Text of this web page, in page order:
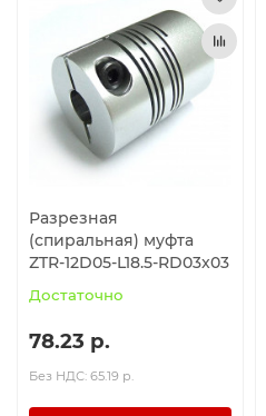
Разрезная
(спиральная) муфта
ZTR-12D05-L18.5-RD03x03
Достаточно
78.23 р.
Без НДС: 65.19 р.